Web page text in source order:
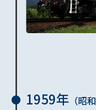
1959年 （昭和